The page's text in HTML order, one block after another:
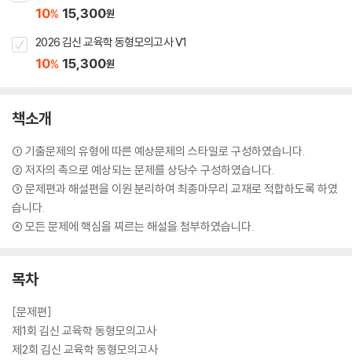
10% 15,300원
2026 김신 교육학 동형모의고사 V1
10% 15,300원
책소개
① 기출문제의 유형에 따른 예상문제의 스타일로 구성하였습니다.
② 저자의 촉으로 예상되는 문제를 상당수 구성하였습니다.
③ 문제편과 해설편을 이원 분리하여 최종마무리 교재로 적합하도록 하였
습니다.
④ 모든 문제에 핵심을 찌르는 해설을 첨부하였습니다.
목차
[문제편]
제1회 김신 교육학 동형모의고사
제2회 김신 교육학 동형모의고사